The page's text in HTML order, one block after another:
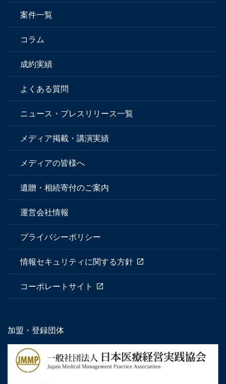
案件一覧
コラム
成約実績
よくある質問
ニュース・プレスリリース一覧
メディア掲載・講演実績
メディアの皆様へ
遺贈・相続寄付のご案内
運営会社情報
プライバシーポリシー
情報セキュリティに関する方針
コーポレートサイト
加盟・登録団体